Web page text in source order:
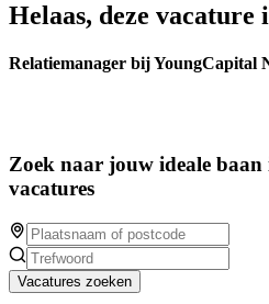
Helaas, deze vacature
Relatiemanager bij YoungCapital
Zoek naar jouw ideale baan
vacatures
Vacatures zoeken